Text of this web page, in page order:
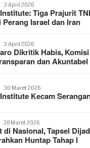
3 April 2026
Tiga Prajurit
Perang Israel dan Iran
3 April 2026
Dikritik Habis,
dan Akuntabel
30 Maret 2026
Kecam
28 Maret 2026
di Nasional, Tapsel
Huntap Tahap I